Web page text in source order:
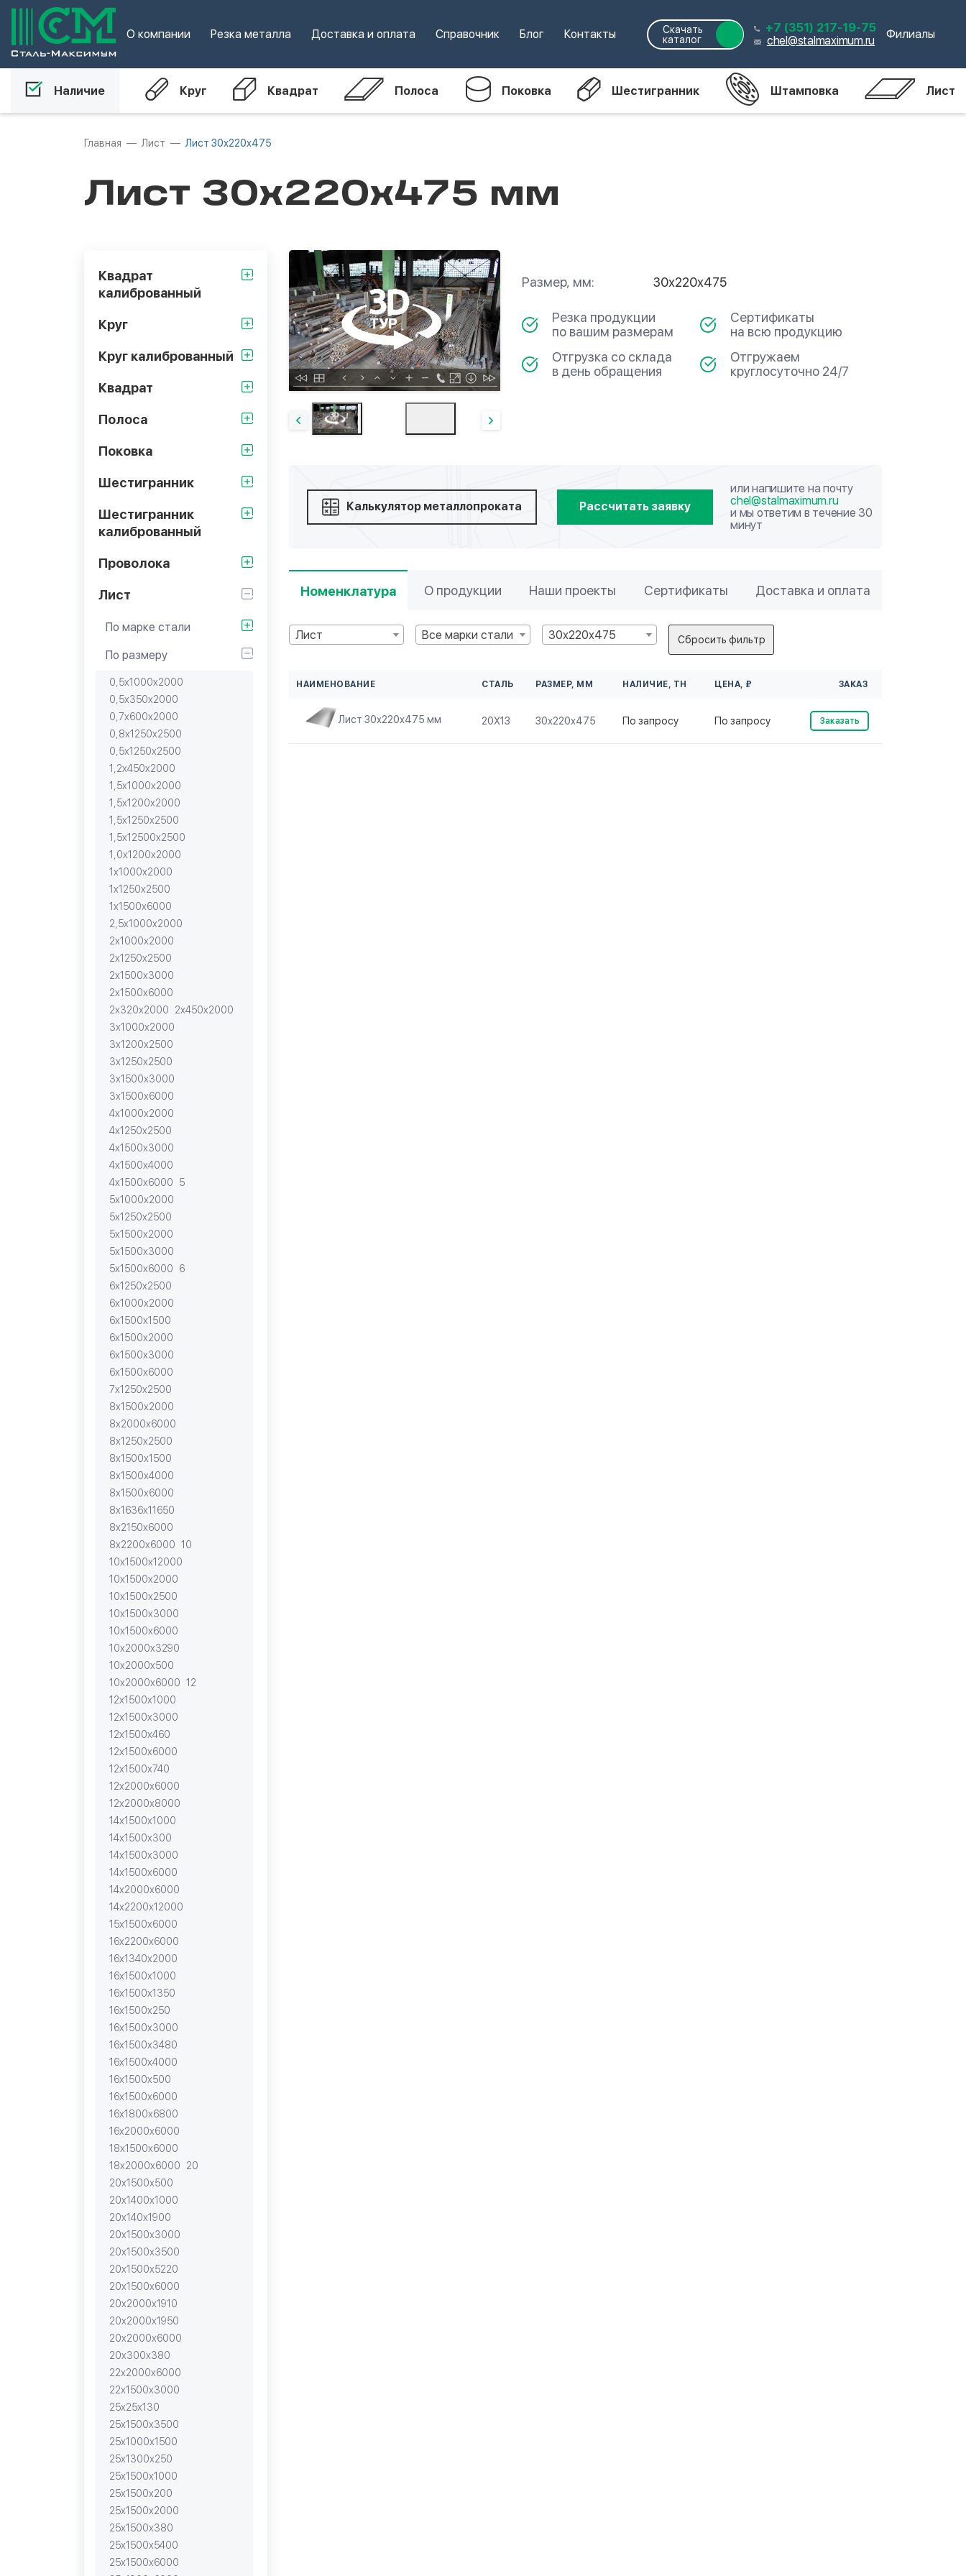
О компании Резка металла Доставка и оплата Справочник Блог Контакты
Скачать
каталог
+7 (351) 217-19-75
chel@stalmaximum.ru Филиалы
Наличие Круг Квадрат Полоса Поковка Шестигранник Штамповка Лист
Главная Лист Лист 30х220х475
Лист 30х220х475 мм
Квадрат
калиброванный
Круг
Круг калиброванный
Квадрат
Полоса
Поковка
Шестигранник
Шестигранник
калиброванный
Проволока
Лист
По марке стали
По размеру
0,5х1000х2000
0,5х350х2000
0,7х600х2000
0,8х1250х2500
0,5х1250х2500
1,2х450х2000
1,5х1000х2000
1,5х1200х2000
1,5х1250х2500
1,5х12500х2500
1,0х1200х2000
1х1000х2000
1х1250х2500
1х1500х6000
2,5х1000х2000
2х1000х2000
2х1250х2500
2х1500х3000
2х1500х6000
2х320х2000
2х450х2000
3х1000х2000
3х1200х2500
3х1250х2500
3х1500х3000
3х1500х6000
4х1000х2000
4х1250х2500
4х1500х3000
4х1500х4000
4х1500х6000
5
5х1000х2000
5х1250х2500
5х1500х2000
5х1500х3000
5х1500х6000
6
6х1250х2500
6х1000х2000
6х1500х1500
6х1500х2000
6х1500х3000
6х1500х6000
7х1250х2500
8х1500х2000
8х2000х6000
8х1250х2500
8х1500х1500
8х1500х4000
8х1500х6000
8х1636х11650
8х2150х6000
8х2200х6000 10
10х1500х12000
10х1500х2000
10х1500х2500
10х1500х3000
10х1500х6000
10х2000х3290
10х2000х500
10х2000х6000 12
12х1500х1000
12х1500х3000
12х1500х460
12х1500х6000
12х1500х740
12х2000х6000
12х2000х8000
14х1500х1000
14х1500х300
14х1500х3000
14х1500х6000
14х2000х6000
14х2200х12000
15х1500х6000
16х2200х6000
16х1340х2000
16х1500х1000
16х1500х1350
16х1500х250
16х1500х3000
16х1500х3480
16х1500х4000
16х1500х500
16х1500х6000
16х1800х6800
16х2000х6000
18х1500х6000
18х2000х6000
20
20х1500х500
20х1400х1000
20х140х1900
20х1500х3000
20х1500х3500
20х1500х5220
20х1500х6000
20х2000х1910
20х2000х1950
20х2000х6000
20х300х380
22х2000х6000
22х1500х3000
25х25х130
25х1500х3500
25х1000х1500
25х1300х250
25х1500х1000
25х1500х200
25х1500х2000
25х1500х380
25х1500х5400
25х1500х6000
Размер, мм: 30х220х475
Резка продукции
по вашим размерам
Сертификаты
на всю продукцию
Отгрузка со склада
в день обращения
Отгружаем
круглосуточно 24/7
Калькулятор металлопроката Рассчитать заявку
или напишите на почту
chel@stalmaximum.ru
и мы ответим в течение 30
минут
Номенклатура О продукции Наши проекты Сертификаты Доставка и оплата
Лист Все марки стали 30х220х475 Сбросить фильтр
НАИМЕНОВАНИЕ СТАЛЬ РАЗМЕР, ММ НАЛИЧИЕ, ТН ЦЕНА, ₽ ЗАКАЗ
Лист 30х220х475 мм 20Х13 30х220х475 По запросу По запросу Заказать